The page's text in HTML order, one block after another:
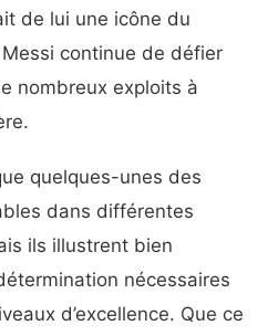
de lui une icône du
continue de défier
nombreux exploits à
quelques-unes des
dans différentes
ils illustrent bien
nécessaires
d’excellence. Que ce